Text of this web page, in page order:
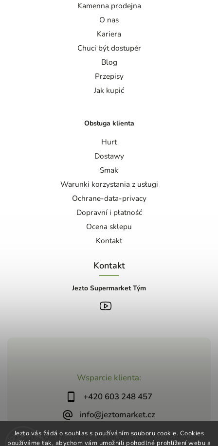
Jezto vás žádá o souhlas s používáním souboru cookie. Cookies
používáme tak, abychom vám umožnili pohodlné prohlížení webu a
Wsparcie klienta:
+420 603 248 457
info@jeztomarket.cz
Kamenna prodejna
O nas
Kariera
Chuci být dostupér
Blog
Przepisy
Jak kupić
Obsługa klienta
Hurt
Dostawy
Smak
Warunki korzystania z usługi
Ochrane-data-privacy
Dopravní i płatność
Ocena sklepu
Kontakt
Kontakt
Jezto Supermarket Tým